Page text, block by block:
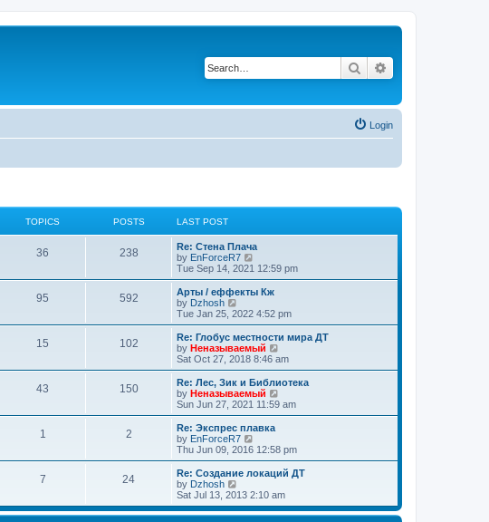
Search
Login
TOPICS POSTS LAST POST
36 238
Re: Стена Плача
by EnForceR7
e
w
h
a
t
e
t
p
o
s
t
Tue Sep 14, 2021 12:59 pm
95 592
Арты / еффекты Кж
by Dzhosh
i
e
w
t
h
a
t
e
t
p
o
s
t
Tue Jan 25, 2022 4:52 pm
15 102
Re: Глобус местности мира ДТ
by Неназываемый
i
e
w
h
t
e
s
t
o
s
Sat Oct 27, 2018 8:46 am
43 150
Re: Лес, Зик и Библиотека
by Неназываемый
i
e
h
e
a
e
s
Sun Jun 27, 2021 11:59 am
1 2
Re: Экспрес плавка
by EnForceR7
e
w
h
l
Thu Jun 09, 2016 12:58 pm
7 24
Re: Создание локаций ДТ
by Dzhosh
i
e
w
Sat Jul 13, 2013 2:10 am